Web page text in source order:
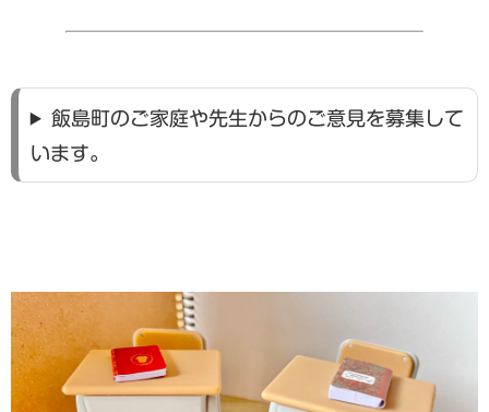
飯島町のご家庭や先生からのご意見を募集して
います。